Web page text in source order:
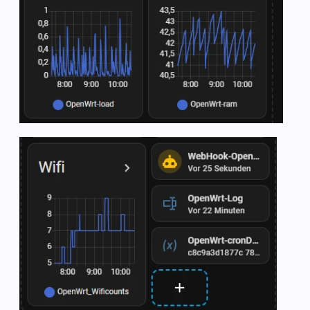
else
keine Verbindungen ..
{% endif %}